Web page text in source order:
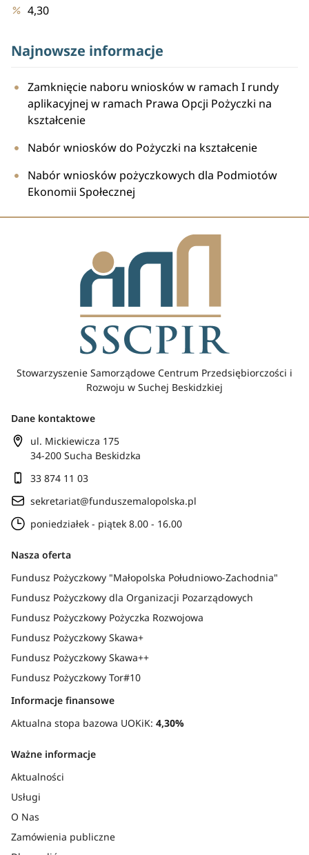
4,30
Najnowsze informacje
Zamknięcie naboru wniosków w ramach I rundy
aplikacyjnej w ramach Prawa Opcji Pożyczki na
kształcenie
Nabór wniosków do Pożyczki na kształcenie
Nabór wniosków pożyczkowych dla Podmiotów
Ekonomii Społecznej
Stowarzyszenie Samorządowe Centrum Przedsiębiorczości i
Rozwoju w Suchej Beskidzkiej
Dane kontaktowe
ul. Mickiewicza 175
34-200 Sucha Beskidzka
33 874 11 03
sekretariat@funduszemalopolska.pl
poniedziałek - piątek 8.00 - 16.00
Nasza oferta
Fundusz Pożyczkowy "Małopolska Południowo-Zachodnia"
Fundusz Pożyczkowy dla Organizacji Pozarządowych
Fundusz Pożyczkowy Pożyczka Rozwojowa
Fundusz Pożyczkowy Skawa+
Fundusz Pożyczkowy Skawa++
Fundusz Pożyczkowy Tor#10
Informacje finansowe
Aktualna stopa bazowa UOKiK: 4,30%
Ważne informacje
Aktualności
Usługi
O Nas
Zamówienia publiczne